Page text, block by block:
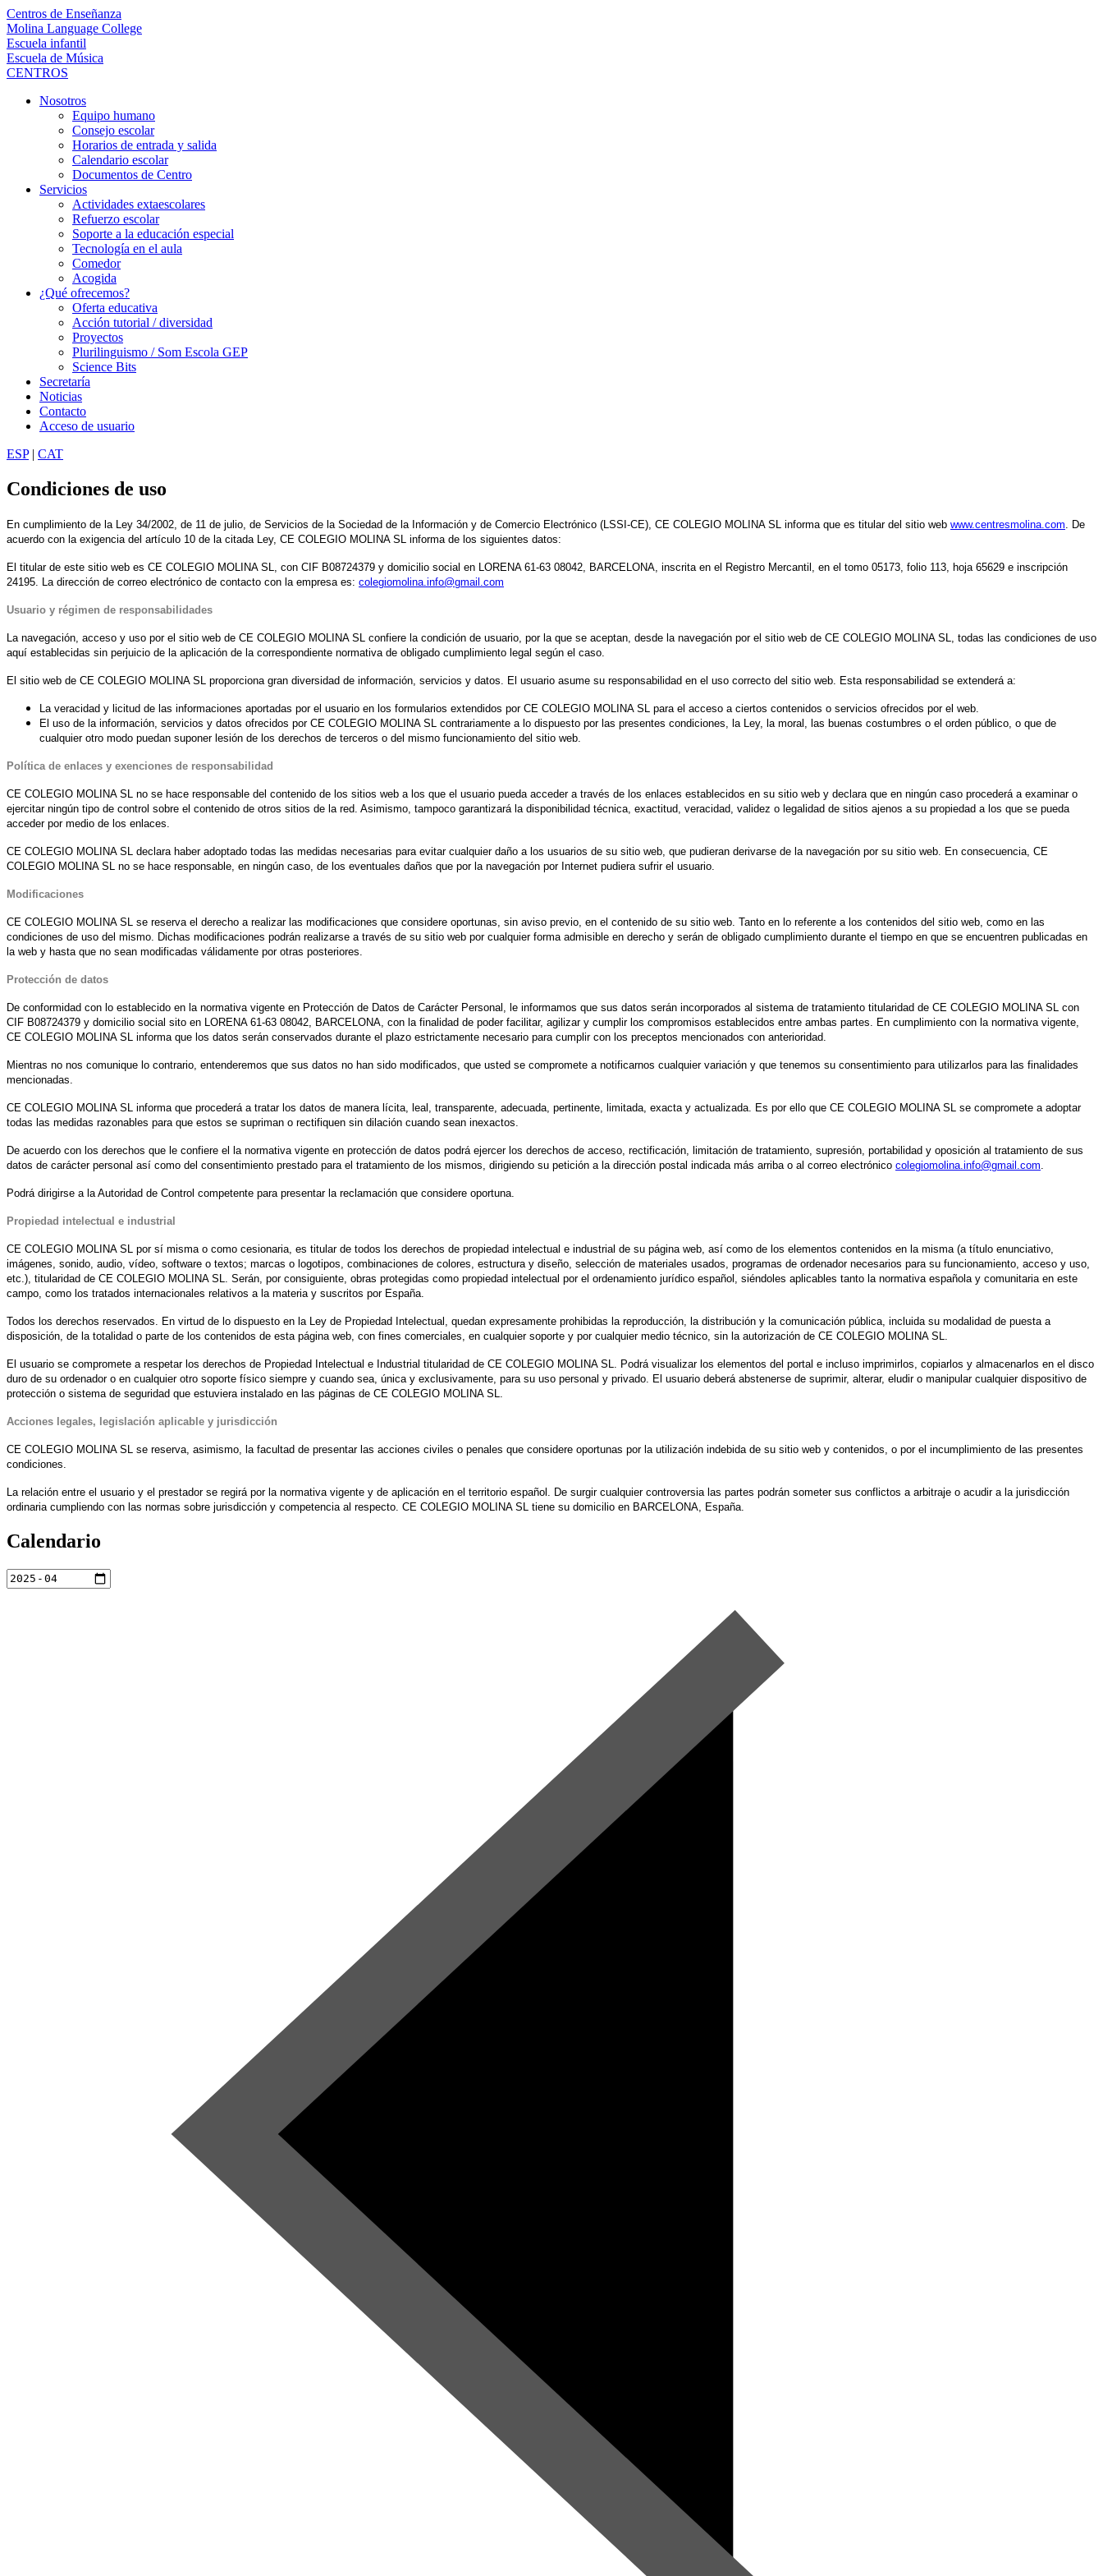
Centros de Enseñanza
Molina Language College
Escuela infantil
Escuela de Música
CENTROS
Nosotros
Equipo humano
Consejo escolar
Horarios de entrada y salida
Calendario escolar
Documentos de Centro
Servicios
Actividades extaescolares
Refuerzo escolar
Soporte a la educación especial
Tecnología en el aula
Comedor
Acogida
¿Qué ofrecemos?
Oferta educativa
Acción tutorial / diversidad
Proyectos
Plurilinguismo / Som Escola GEP
Science Bits
Secretaría
Noticias
Contacto
Acceso de usuario
ESP| CAT
Condiciones de uso
En cumplimiento de la Ley 34/2002, de 11 de julio, de Servicios de la Sociedad de la Información y de Comercio Electrónico (LSSI-CE), CE COLEGIO MOLINA SL informa que es titular del sitio web www.centresmolina.com . De
acuerdo con la exigencia del artículo 10 de la citada Ley, CE COLEGIO MOLINA SL informa de los siguientes datos:
El titular de este sitio web es CE COLEGIO MOLINA SL, con CIF B08724379 y domicilio social en LORENA 61-63 08042, BARCELONA, inscrita en el Registro Mercantil, en el tomo 05173, folio 113, hoja 65629 e inscripción
24195. La dirección de correo electrónico de contacto con la empresa es: colegiomolina.info@gmail.com
Usuario y régimen de responsabilidades
La navegación, acceso y uso por el sitio web de CE COLEGIO MOLINA SL confiere la condición de usuario, por la que se aceptan, desde la navegación por el sitio web de CE COLEGIO MOLINA SL, todas las condiciones de uso
aquí establecidas sin perjuicio de la aplicación de la correspondiente normativa de obligado cumplimiento legal según el caso.
El sitio web de CE COLEGIO MOLINA SL proporciona gran diversidad de información, servicios y datos. El usuario asume su responsabilidad en el uso correcto del sitio web. Esta responsabilidad se extenderá a:
La veracidad y licitud de las informaciones aportadas por el usuario en los formularios extendidos por CE COLEGIO MOLINA SL para el acceso a ciertos contenidos o servicios ofrecidos por el web.
El uso de la información, servicios y datos ofrecidos por CE COLEGIO MOLINA SL contrariamente a lo dispuesto por las presentes condiciones, la Ley, la moral, las buenas costumbres o el orden público, o que de
cualquier otro modo puedan suponer lesión de los derechos de terceros o del mismo funcionamiento del sitio web.
Política de enlaces y exenciones de responsabilidad
CE COLEGIO MOLINA SL no se hace responsable del contenido de los sitios web a los que el usuario pueda acceder a través de los enlaces establecidos en su sitio web y declara que en ningún caso procederá a examinar o
ejercitar ningún tipo de control sobre el contenido de otros sitios de la red. Asimismo, tampoco garantizará la disponibilidad técnica, exactitud, veracidad, validez o legalidad de sitios ajenos a su propiedad a los que se pueda
acceder por medio de los enlaces.
CE COLEGIO MOLINA SL declara haber adoptado todas las medidas necesarias para evitar cualquier daño a los usuarios de su sitio web, que pudieran derivarse de la navegación por su sitio web. En consecuencia, CE
COLEGIO MOLINA SL no se hace responsable, en ningún caso, de los eventuales daños que por la navegación por Internet pudiera sufrir el usuario.
Modificaciones
CE COLEGIO MOLINA SL se reserva el derecho a realizar las modificaciones que considere oportunas, sin aviso previo, en el contenido de su sitio web. Tanto en lo referente a los contenidos del sitio web, como en las
condiciones de uso del mismo. Dichas modificaciones podrán realizarse a través de su sitio web por cualquier forma admisible en derecho y serán de obligado cumplimiento durante el tiempo en que se encuentren publicadas en
la web y hasta que no sean modificadas válidamente por otras posteriores.
Protección de datos
De conformidad con lo establecido en la normativa vigente en Protección de Datos de Carácter Personal, le informamos que sus datos serán incorporados al sistema de tratamiento titularidad de CE COLEGIO MOLINA SL con
CIF B08724379 y domicilio social sito en LORENA 61-63 08042, BARCELONA, con la finalidad de poder facilitar, agilizar y cumplir los compromisos establecidos entre ambas partes. En cumplimiento con la normativa vigente,
CE COLEGIO MOLINA SL informa que los datos serán conservados durante el plazo estrictamente necesario para cumplir con los preceptos mencionados con anterioridad.
Mientras no nos comunique lo contrario, entenderemos que sus datos no han sido modificados, que usted se compromete a notificarnos cualquier variación y que tenemos su consentimiento para utilizarlos para las finalidades
mencionadas.
CE COLEGIO MOLINA SL informa que procederá a tratar los datos de manera lícita, leal, transparente, adecuada, pertinente, limitada, exacta y actualizada. Es por ello que CE COLEGIO MOLINA SL se compromete a adoptar
todas las medidas razonables para que estos se supriman o rectifiquen sin dilación cuando sean inexactos.
De acuerdo con los derechos que le confiere el la normativa vigente en protección de datos podrá ejercer los derechos de acceso, rectificación, limitación de tratamiento, supresión, portabilidad y oposición al tratamiento de sus
datos de carácter personal así como del consentimiento prestado para el tratamiento de los mismos, dirigiendo su petición a la dirección postal indicada más arriba o al correo electrónico colegiomolina.info@gmail.com
Podrá dirigirse a la Autoridad de Control competente para presentar la reclamación que considere oportuna.
Propiedad intelectual e industrial
CE COLEGIO MOLINA SL por sí misma o como cesionaria, es titular de todos los derechos de propiedad intelectual e industrial de su página web, así como de los elementos contenidos en la misma (a título enunciativo,
imágenes, sonido, audio, vídeo, software o textos; marcas o logotipos, combinaciones de colores, estructura y diseño, selección de materiales usados, programas de ordenador necesarios para su funcionamiento, acceso y uso,
etc.), titularidad de CE COLEGIO MOLINA SL. Serán, por consiguiente, obras protegidas como propiedad intelectual por el ordenamiento jurídico español, siéndoles aplicables tanto la normativa española y comunitaria en este
campo, como los tratados internacionales relativos a la materia y suscritos por España.
Todos los derechos reservados. En virtud de lo dispuesto en la Ley de Propiedad Intelectual, quedan expresamente prohibidas la reproducción, la distribución y la comunicación pública, incluida su modalidad de puesta a
disposición, de la totalidad o parte de los contenidos de esta página web, con fines comerciales, en cualquier soporte y por cualquier medio técnico, sin la autorización de CE COLEGIO MOLINA SL.
El usuario se compromete a respetar los derechos de Propiedad Intelectual e Industrial titularidad de CE COLEGIO MOLINA SL. Podrá visualizar los elementos del portal e incluso imprimirlos, copiarlos y almacenarlos en el disco
duro de su ordenador o en cualquier otro soporte físico siempre y cuando sea, única y exclusivamente, para su uso personal y privado. El usuario deberá abstenerse de suprimir, alterar, eludir o manipular cualquier dispositivo de
protección o sistema de seguridad que estuviera instalado en las páginas de CE COLEGIO MOLINA SL.
Acciones legales, legislación aplicable y jurisdicción
CE COLEGIO MOLINA SL se reserva, asimismo, la facultad de presentar las acciones civiles o penales que considere oportunas por la utilización indebida de su sitio web y contenidos, o por el incumplimiento de las presentes
condiciones.
La relación entre el usuario y el prestador se regirá por la normativa vigente y de aplicación en el territorio español. De surgir cualquier controversia las partes podrán someter sus conflictos a arbitraje o acudir a la jurisdicción
ordinaria cumpliendo con las normas sobre jurisdicción y competencia al respecto. CE COLEGIO MOLINA SL tiene su domicilio en BARCELONA, España.
Calendario